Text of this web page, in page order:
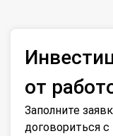
от
Заполните
договориться